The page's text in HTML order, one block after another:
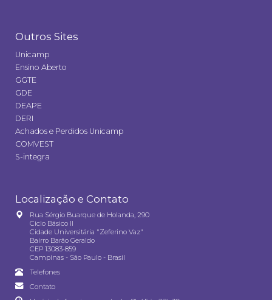
Outros Sites
Unicamp
Ensino Aberto
GGTE
GDE
DEAPE
DERI
Achados e Perdidos Unicamp
COMVEST
S-integra
Localização e Contato
Rua Sérgio Buarque de Holanda, 290
Ciclo Básico II
Cidade Universitária "Zeferino Vaz"
Bairro Barão Geraldo
CEP 13083-859
Campinas - São Paulo - Brasil
Telefones
Contato